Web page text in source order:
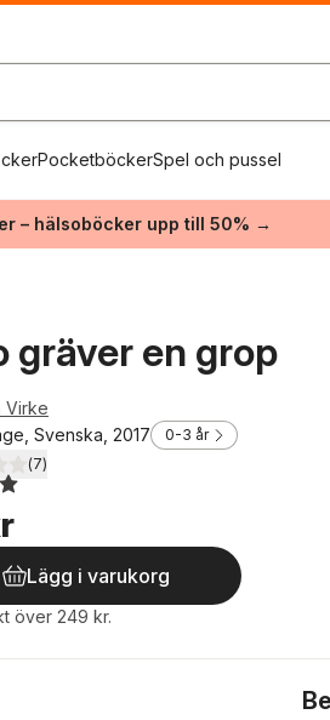
PocketböckerSpel och pussel
– hälsoböcker upp till 50% →
gräver en grop
Virke
Svenska, 2017
0-3 år
stjärnor. Totalt antal röster:
(7)
Lägg i varukorg
över 249 kr.